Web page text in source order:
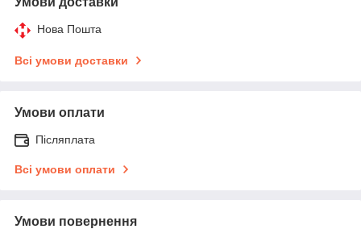
Нова Пошта
Всі умови доставки
Умови оплати
Післяплата
Всі умови оплати
Умови повернення